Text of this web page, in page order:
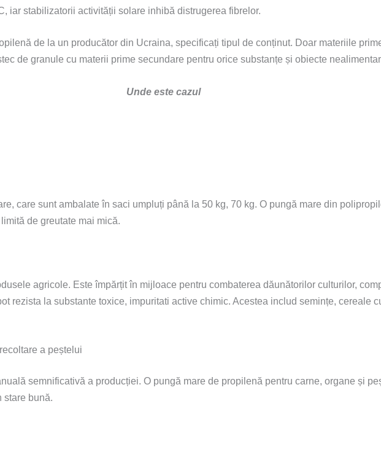
iar stabilizatorii activității solare inhibă distrugerea fibrelor.
de la un producător din Ucraina, specificați tipul de conținut. Doar materiile
de granule cu materii prime secundare pentru orice substanțe și obiecte
Unde este cazul
care sunt ambalate în saci umpluți până la 50 kg, 70 kg. O pungă mare din
de greutate mai mică.
agricole. Este împărțit în mijloace pentru combaterea dăunătorilor culturilor,
rezista la substante toxice, impuritati active chimic. Acestea includ semințe, cereale
a peștelui
semnificativă a producției. O pungă mare de propilenă pentru carne, organe și
stare bună.